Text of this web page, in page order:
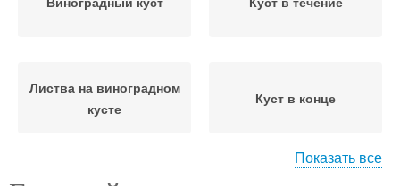
Листва на виноградном
кусте
Куст в конце
Показать все